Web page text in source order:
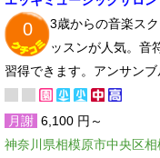
0
3歳からの音楽ス
ッスンが人気。音
習得できます。アンサンブ
月謝 6,100 円～
神奈川県相模原市中央区